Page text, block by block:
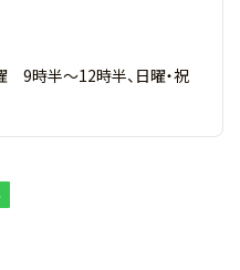
9時半～12時半、日曜・祝